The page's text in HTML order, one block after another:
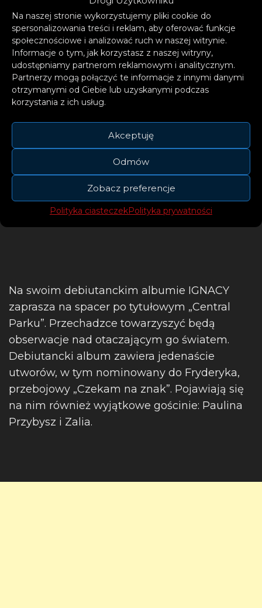
Na naszej stronie wykorzystujemy pliki cookie do
spersonalizowania treści i reklam, aby oferować funkcje
społecznościowe i analizować ruch w naszej witrynie.
Informacje o tym, jak korzystasz z naszej witryny,
udostępniamy partnerom reklamowym i analitycznym.
Partnerzy mogą połączyć te informacje z innymi danymi
otrzymanymi od Ciebie lub uzyskanymi podczas
korzystania z ich usług.
Akceptuję
Odmów
Zobacz preferencje
Polityka ciasteczekPolityka prywatności
Z pewnością, IGNACY to jedna z najjaśniej
wschodzących gwiazd na firmamencie
polskiej muzyki, a nadchodząca płyta i trasa
koncertowa na długo zostanie w głośnikach
miłośników rodzimej sceny.
Na swoim debiutanckim albumie IGNACY
zaprasza na spacer po tytułowym „Central
Parku”. Przechadzce towarzyszyć będą
obserwacje nad otaczającym go światem.
Debiutancki album zawiera jedenaście
utworów, w tym nominowany do Fryderyka,
przebojowy „Czekam na znak”. Pojawiają się
na nim również wyjątkowe gościnie: Paulina
Przybysz i Zalia.